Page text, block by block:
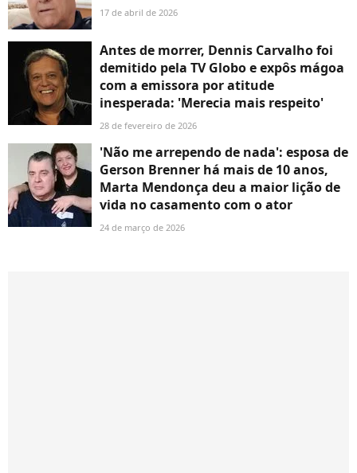
17 de abril de 2026
Antes de morrer, Dennis Carvalho foi
demitido pela TV Globo e expôs mágoa
com a emissora por atitude
inesperada: 'Merecia mais respeito'
28 de fevereiro de 2026
'Não me arrependo de nada': esposa de
Gerson Brenner há mais de 10 anos,
Marta Mendonça deu a maior lição de
vida no casamento com o ator
24 de março de 2026